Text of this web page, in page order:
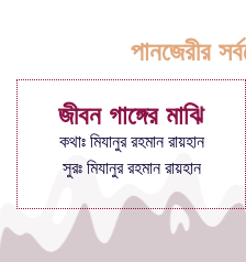
পানজেরীর
জীবন গাঙ্গের মাঝি
কথাঃ মিযানুর রহমান রায়হান
সুরঃ মিযানুর রহমান রায়হান